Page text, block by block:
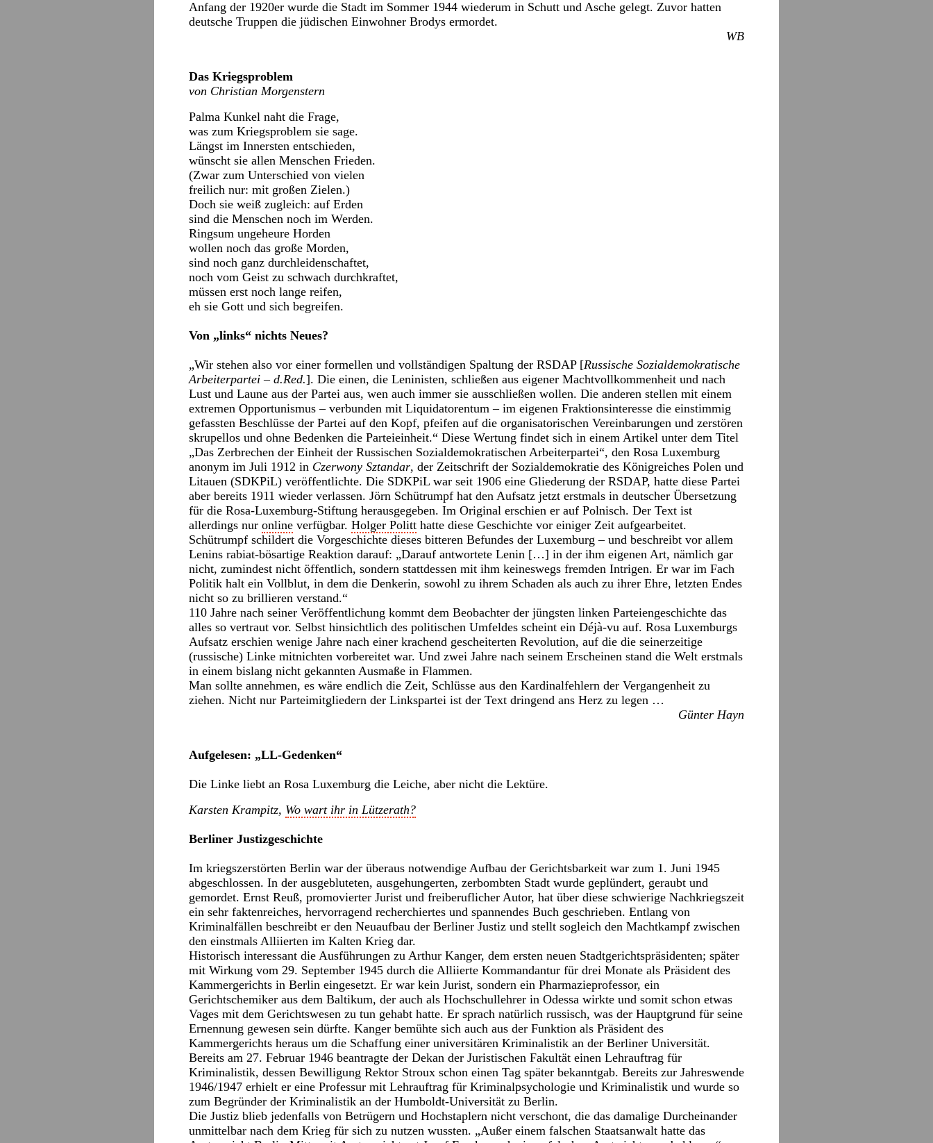
Anfang der 1920er wurde die Stadt im Sommer 1944 wiederum in Schutt und Asche gelegt. Zuvor hatten
deutsche Truppen die jüdischen Einwohner Brodys ermordet.
WB
Das Kriegsproblem
von Christian Morgenstern
Palma Kunkel naht die Frage,
was zum Kriegsproblem sie sage.
Längst im Innersten entschieden,
wünscht sie allen Menschen Frieden.
(Zwar zum Unterschied von vielen
freilich nur: mit großen Zielen.)
Doch sie weiß zugleich: auf Erden
sind die Menschen noch im Werden.
Ringsum ungeheure Horden
wollen noch das große Morden,
sind noch ganz durchleidenschaftet,
noch vom Geist zu schwach durchkraftet,
müssen erst noch lange reifen,
eh sie Gott und sich begreifen.
Von „links“ nichts Neues?
„Wir stehen also vor einer formellen und vollständigen Spaltung der RSDAP [Russische Sozialdemokratische
Arbeiterpartei – d.Red.]. Die einen, die Leninisten, schließen aus eigener Machtvollkommenheit und nach
Lust und Laune aus der Partei aus, wen auch immer sie ausschließen wollen. Die anderen stellen mit einem
extremen Opportunismus – verbunden mit Liquidatorentum – im eigenen Fraktionsinteresse die einstimmig
gefassten Beschlüsse der Partei auf den Kopf, pfeifen auf die organisatorischen Vereinbarungen und zerstören
skrupellos und ohne Bedenken die Parteieinheit.“ Diese Wertung findet sich in einem Artikel unter dem Titel
„Das Zerbrechen der Einheit der Russischen Sozialdemokratischen Arbeiterpartei“, den Rosa Luxemburg
anonym im Juli 1912 in Czerwony Sztandar, der Zeitschrift der Sozialdemokratie des Königreiches Polen und
Litauen (SDKPiL) veröffentlichte. Die SDKPiL war seit 1906 eine Gliederung der RSDAP, hatte diese Partei
aber bereits 1911 wieder verlassen. Jörn Schütrumpf hat den Aufsatz jetzt erstmals in deutscher Übersetzung
für die Rosa-Luxemburg-Stiftung herausgegeben. Im Original erschien er auf Polnisch. Der Text ist
allerdings nur online verfügbar. Holger Politt hatte diese Geschichte vor einiger Zeit aufgearbeitet.
Schütrumpf schildert die Vorgeschichte dieses bitteren Befundes der Luxemburg – und beschreibt vor allem
Lenins rabiat-bösartige Reaktion darauf: „Darauf antwortete Lenin […] in der ihm eigenen Art, nämlich gar
nicht, zumindest nicht öffentlich, sondern stattdessen mit ihm keineswegs fremden Intrigen. Er war im Fach
Politik halt ein Vollblut, in dem die Denkerin, sowohl zu ihrem Schaden als auch zu ihrer Ehre, letzten Endes
nicht so zu brillieren verstand.“
110 Jahre nach seiner Veröffentlichung kommt dem Beobachter der jüngsten linken Parteiengeschichte das
alles so vertraut vor. Selbst hinsichtlich des politischen Umfeldes scheint ein Déjà-vu auf. Rosa Luxemburgs
Aufsatz erschien wenige Jahre nach einer krachend gescheiterten Revolution, auf die die seinerzeitige
(russische) Linke mitnichten vorbereitet war. Und zwei Jahre nach seinem Erscheinen stand die Welt erstmals
in einem bislang nicht gekannten Ausmaße in Flammen.
Man sollte annehmen, es wäre endlich die Zeit, Schlüsse aus den Kardinalfehlern der Vergangenheit zu
ziehen. Nicht nur Parteimitgliedern der Linkspartei ist der Text dringend ans Herz zu legen …
Günter Hayn
Aufgelesen: „LL-Gedenken“
Die Linke liebt an Rosa Luxemburg die Leiche, aber nicht die Lektüre.
Karsten Krampitz, Wo wart ihr in Lützerath?
Berliner Justizgeschichte
Im kriegszerstörten Berlin war der überaus notwendige Aufbau der Gerichtsbarkeit war zum 1. Juni 1945
abgeschlossen. In der ausgebluteten, ausgehungerten, zerbombten Stadt wurde geplündert, geraubt und
gemordet. Ernst Reuß, promovierter Jurist und freiberuflicher Autor, hat über diese schwierige Nachkriegszeit
ein sehr faktenreiches, hervorragend recherchiertes und spannendes Buch geschrieben. Entlang von
Kriminalfällen beschreibt er den Neuaufbau der Berliner Justiz und stellt sogleich den Machtkampf zwischen
den einstmals Alliierten im Kalten Krieg dar.
Historisch interessant die Ausführungen zu Arthur Kanger, dem ersten neuen Stadtgerichtspräsidenten; später
mit Wirkung vom 29. September 1945 durch die Alliierte Kommandantur für drei Monate als Präsident des
Kammergerichts in Berlin eingesetzt. Er war kein Jurist, sondern ein Pharmazieprofessor, ein
Gerichtschemiker aus dem Baltikum, der auch als Hochschullehrer in Odessa wirkte und somit schon etwas
Vages mit dem Gerichtswesen zu tun gehabt hatte. Er sprach natürlich russisch, was der Hauptgrund für seine
Ernennung gewesen sein dürfte. Kanger bemühte sich auch aus der Funktion als Präsident des
Kammergerichts heraus um die Schaffung einer universitären Kriminalistik an der Berliner Universität.
Bereits am 27. Februar 1946 beantragte der Dekan der Juristischen Fakultät einen Lehrauftrag für
Kriminalistik, dessen Bewilligung Rektor Stroux schon einen Tag später bekanntgab. Bereits zur Jahreswende
1946/1947 erhielt er eine Professur mit Lehrauftrag für Kriminalpsychologie und Kriminalistik und wurde so
zum Begründer der Kriminalistik an der Humboldt-Universität zu Berlin.
Die Justiz blieb jedenfalls von Betrügern und Hochstaplern nicht verschont, die das damalige Durcheinander
unmittelbar nach dem Krieg für sich zu nutzen wussten. „Außer einem falschen Staatsanwalt hatte das